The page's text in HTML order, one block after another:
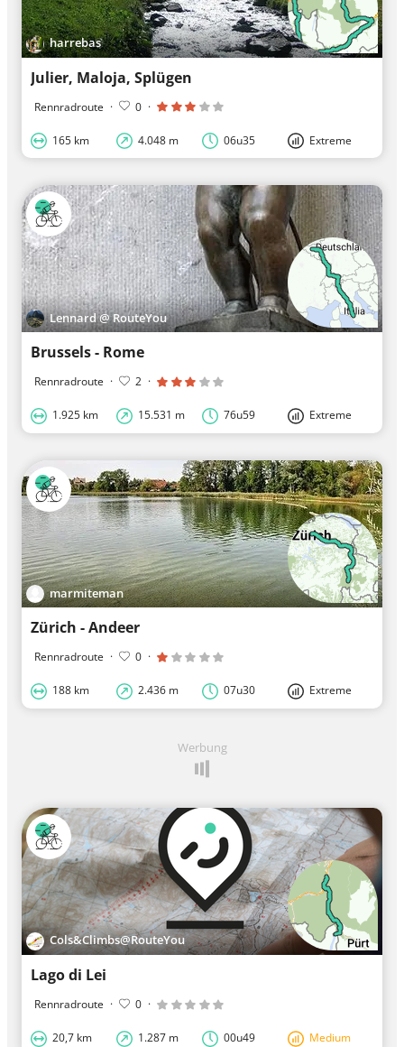
harrebas
Julier, Maloja, Splügen
Rennradroute · 0 ·
165 km 4.048 m 06u35 Extreme
Lennard @ RouteYou
Brussels - Rome
Rennradroute · 2 ·
1.925 km 15.531 m 76u59 Extreme
marmiteman
Zürich - Andeer
Rennradroute · 0 ·
188 km 2.436 m 07u30 Extreme
Werbung
Cols&Climbs@RouteYou
Lago di Lei
Rennradroute · 0 ·
20,7 km 1.287 m 00u49 Medium